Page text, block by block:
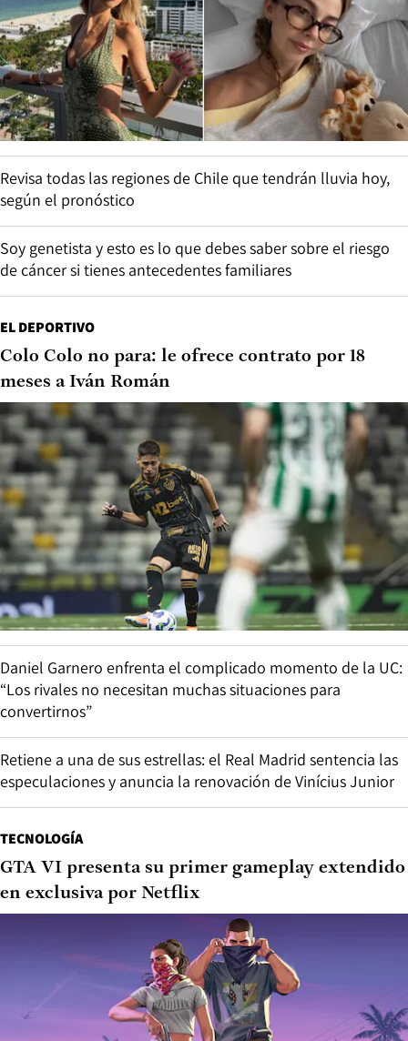
Revisa todas las regiones de Chile que tendrán lluvia hoy,
según el pronóstico
Soy genetista y esto es lo que debes saber sobre el riesgo
de cáncer si tienes antecedentes familiares
EL DEPORTIVO
Colo Colo no para: le ofrece contrato por 18
meses a Iván Román
Daniel Garnero enfrenta el complicado momento de la UC:
“Los rivales no necesitan muchas situaciones para
convertirnos”
Retiene a una de sus estrellas: el Real Madrid sentencia las
especulaciones y anuncia la renovación de Vinícius Junior
TECNOLOGÍA
GTA VI presenta su primer gameplay extendido
en exclusiva por Netflix